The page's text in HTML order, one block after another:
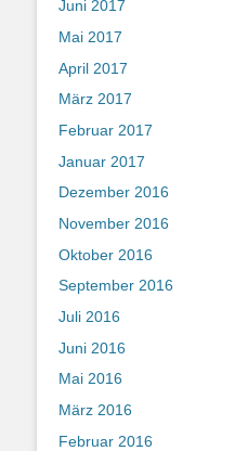
Juni 2017
Mai 2017
April 2017
März 2017
Februar 2017
Januar 2017
Dezember 2016
November 2016
Oktober 2016
September 2016
Juli 2016
Juni 2016
Mai 2016
März 2016
Februar 2016